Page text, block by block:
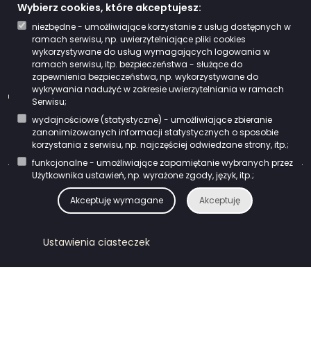
Wybierz cookies, które akceptujesz:
niezbędne - umożliwiające korzystanie z usług dostępnych w
ramach serwisu, np. uwierzytelniające pliki cookies
wykorzystywane do usług wymagających logowania w
ramach serwisu, itp. bezpieczeństwa - służące do
zapewnienia bezpieczeństwa, np. wykorzystywane do
wykrywania nadużyć w zakresie uwierzytelniania w ramach
Serwisu;
wydajnościowe (statystyczne) - umożliwiające zbieranie
zanonimizowanych informacji statystycznych o sposobie
korzystania z serwisu, np. najczęściej odwiedzane strony, itp.;
funkcjonalne - umożliwiające zapamiętanie wybranych przez
Użytkownika ustawień, np. wyrażone zgody, język, itp.;
Akceptuję wymagane Akceptuję
85 732 37 00
Facebook
Gminy - Partnerzy
Kontakt
ipodlaskie.pl © 2023
Ustawienia ciasteczek